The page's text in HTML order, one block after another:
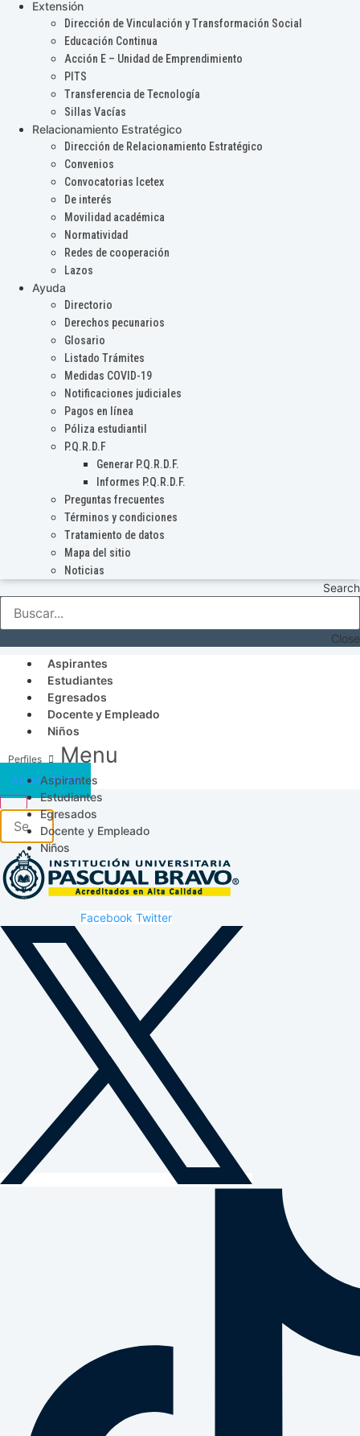
Extensión
Dirección de Vinculación y Transformación Social
Educación Continua
Acción E – Unidad de Emprendimiento
PITS
Transferencia de Tecnología
Sillas Vacías
Relacionamiento Estratégico
Dirección de Relacionamiento Estratégico
Convenios
Convocatorias Icetex
De interés
Movilidad académica
Normatividad
Redes de cooperación
Lazos
Ayuda
Directorio
Derechos pecunarios
Glosario
Listado Trámites
Medidas COVID-19
Notificaciones judiciales
Pagos en línea
Póliza estudiantil
P.Q.R.D.F
Generar P.Q.R.D.F.
Informes P.Q.R.D.F.
Preguntas frecuentes
Términos y condiciones
Tratamiento de datos
Mapa del sitio
Noticias
Search
Close
Aspirantes
Estudiantes
Egresados
Docente y Empleado
Niños
Menu
Aspirantes
Estudiantes
Egresados
Docente y Empleado
Niños
Acceso SICAU
Facebook Twitter